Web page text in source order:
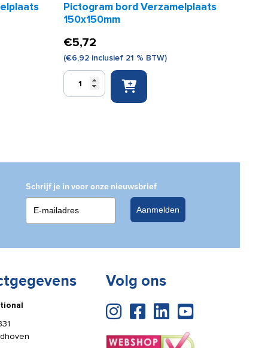
Pictogram bord Verzamelplaats
150x150mm
€5,72
(€6,92 inclusief 21 % BTW)
Pictogram
Verzamelplaats
Schrijf je in voor onze nieuwsbrief
Aanmelden
Volg ons